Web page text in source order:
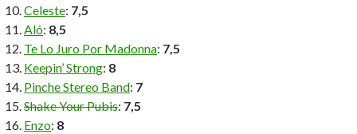
Celeste: 7,5
Aló: 8,5
Te Lo Juro Por Madonna: 7,5
Keepin’ Strong: 8
Pinche Stereo Band: 7
Shake Your Pubis: 7,5
Enzo: 8